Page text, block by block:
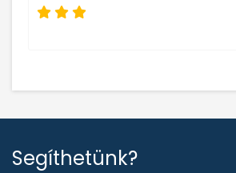
Segíthetünk?